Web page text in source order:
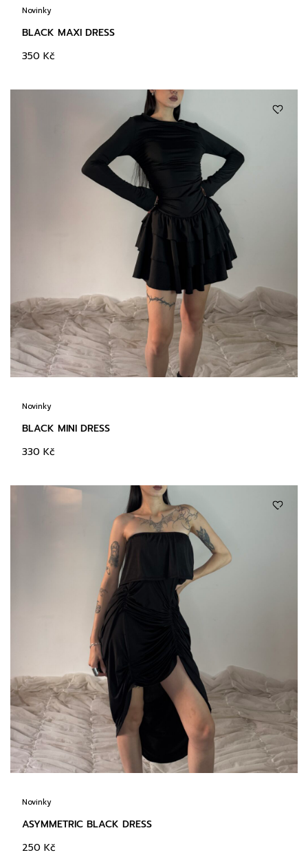
Novinky
BLACK MAXI DRESS
350 Kč
Novinky
BLACK MINI DRESS
330 Kč
Novinky
ASYMMETRIC BLACK DRESS
250 Kč